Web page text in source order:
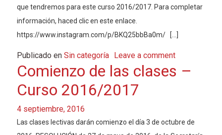
que tendremos para este curso 2016/2017. Para completar
información, haced clic en este enlace.
https://www.instagram.com/p/BKQ25bbBa0m/ […]
Publicado en Sin categoría Leave a comment
Comienzo de las clases –
Curso 2016/2017
4 septiembre, 2016
Las clases lectivas darán comienzo el día 3 de octubre de